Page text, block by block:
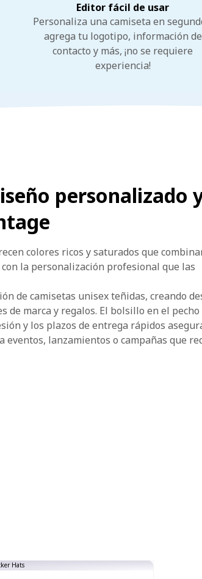
Editor fácil de usar
Personaliza una camiseta en
agrega tu logotipo, información de
contacto y más, ¡no se requiere
experiencia!
personalizado
colores ricos y saturados que
la personalización profesional que las
de camisetas unisex teñidas, creando
marca y regalos. El bolsillo en el pecho
y los plazos de entrega rápidos
lanzamientos o campañas que